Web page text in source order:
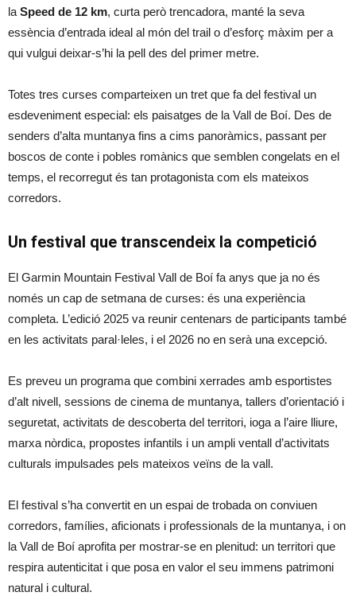
la Speed de 12 km, curta però trencadora, manté la seva
essència d’entrada ideal al món del trail o d’esforç màxim per a
qui vulgui deixar-s’hi la pell des del primer metre.
Totes tres curses comparteixen un tret que fa del festival un
esdeveniment especial: els paisatges de la Vall de Boí. Des de
senders d’alta muntanya fins a cims panoràmics, passant per
boscos de conte i pobles romànics que semblen congelats en el
temps, el recorregut és tan protagonista com els mateixos
corredors.
Un festival que transcendeix la competició
El Garmin Mountain Festival Vall de Boí fa anys que ja no és
només un cap de setmana de curses: és una experiència
completa. L’edició 2025 va reunir centenars de participants també
en les activitats paral·leles, i el 2026 no en serà una excepció.
Es preveu un programa que combini xerrades amb esportistes
d’alt nivell, sessions de cinema de muntanya, tallers d’orientació i
seguretat, activitats de descoberta del territori, ioga a l’aire lliure,
marxa nòrdica, propostes infantils i un ampli ventall d’activitats
culturals impulsades pels mateixos veïns de la vall.
El festival s’ha convertit en un espai de trobada on conviuen
corredors, famílies, aficionats i professionals de la muntanya, i on
la Vall de Boí aprofita per mostrar-se en plenitud: un territori que
respira autenticitat i que posa en valor el seu immens patrimoni
natural i cultural.